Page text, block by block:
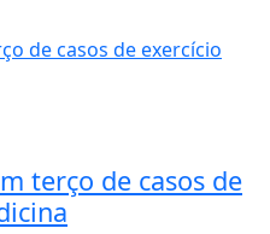
terço de casos de